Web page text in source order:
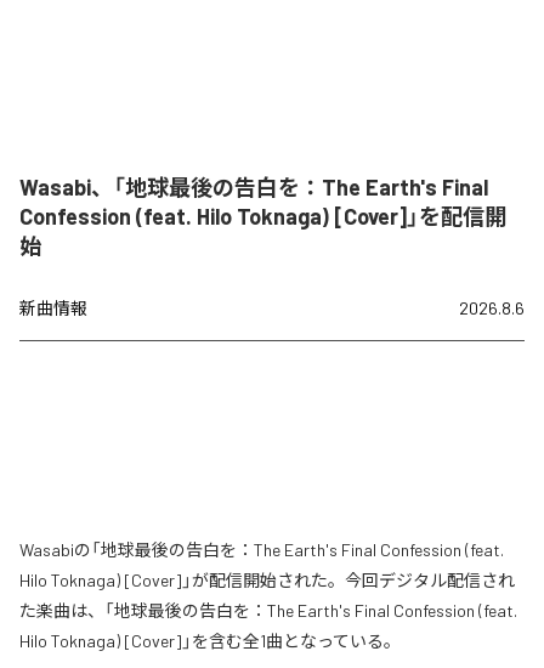
Wasabi、「地球最後の告白を：The Earth's Final
Confession (feat. Hilo Toknaga) [Cover]」を配信開
始
新曲情報 2026.8.6
Wasabiの「地球最後の告白を：The Earth's Final Confession (feat.
Hilo Toknaga) [Cover]」が配信開始された。今回デジタル配信され
た楽曲は、「地球最後の告白を：The Earth's Final Confession (feat.
Hilo Toknaga) [Cover]」を含む全1曲となっている。